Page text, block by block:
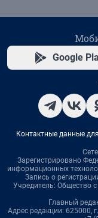
Google
Контактные данные
Зарегистрировано
информационных
Запись о
Учредитель: Общество
Главный
Адрес редакции: 625000,